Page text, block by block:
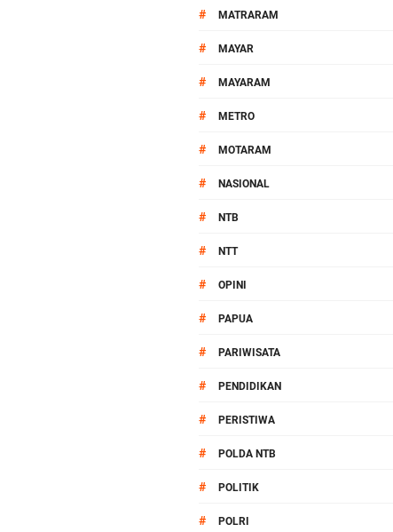
# MATRARAM
# MAYAR
# MAYARAM
# METRO
# MOTARAM
# NASIONAL
# NTB
# NTT
# OPINI
# PAPUA
# PARIWISATA
# PENDIDIKAN
# PERISTIWA
# POLDA NTB
# POLITIK
# POLRI